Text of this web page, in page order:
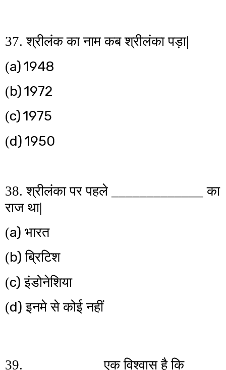
37. श्रीलंक का नाम कब श्रीलंका पड़ा|
(a)1948
(b)1972
(c)1975
(d)1950
38. श्रीलंका पर पहले _____________ का
राज था|
(a) भारत
(b) ब्रिटिश
(c) इंडोनेशिया
(d) इनमे से कोई नहीं
39. ___________एक विश्वास है कि